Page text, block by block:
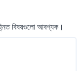
বিষয়গুলো আবশ্যক।